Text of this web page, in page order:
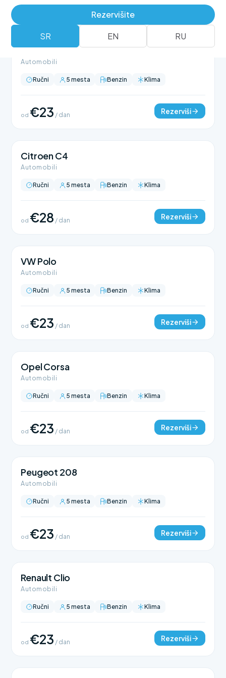
Rezervišite
SR EN RU
Citroen C3
Automobili
Ručni 5 mesta Benzin Klima
od €23 / dan Rezerviši
Citroen C4
Automobili
Ručni 5 mesta Benzin Klima
od €28 / dan Rezerviši
VW Polo
Automobili
Ručni 5 mesta Benzin Klima
od €23 / dan Rezerviši
Opel Corsa
Automobili
Ručni 5 mesta Benzin Klima
od €23 / dan Rezerviši
Peugeot 208
Automobili
Ručni 5 mesta Benzin Klima
od €23 / dan Rezerviši
Renault Clio
Automobili
Ručni 5 mesta Benzin Klima
od €23 / dan Rezerviši